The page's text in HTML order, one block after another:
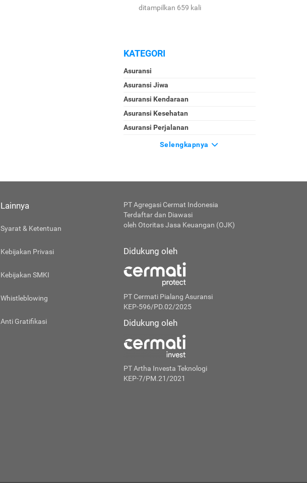
ditampilkan 659 kali
KATEGORI
Asuransi
Asuransi Jiwa
Asuransi Kendaraan
Asuransi Kesehatan
Asuransi Perjalanan
Selengkapnya
Lainnya
Syarat & Ketentuan
Kebijakan Privasi
Kebijakan SMKI
Whistleblowing
Anti Gratifikasi
PT Agregasi Cermat Indonesia
Terdaftar dan Diawasi
oleh Otoritas Jasa Keuangan (OJK)
Didukung oleh
PT Cermati Pialang Asuransi
KEP-596/PD.02/2025
Didukung oleh
PT Artha Investa Teknologi
KEP-7/PM.21/2021